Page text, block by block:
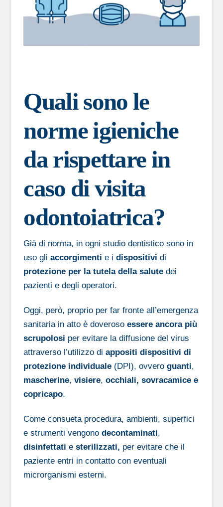
Quali sono le
norme igieniche
da rispettare in
caso di visita
odontoiatrica?
Già di norma, in ogni studio dentistico sono in
uso gliaccorgimenti e idispositivi di
protezione per la tutela della salute dei
pazienti e degli operatori.
Oggi, però, proprio per far fronte all’emergenza
sanitaria in atto è doverosoessere ancora più
scrupolosi per evitare la diffusione del virus
attraverso l’utilizzo diappositi dispositivi di
protezione individuale (DPI), ovveroguanti,
mascherine,visiere,occhiali, sovracamice e
copricapo.
Come consueta procedura, ambienti, superfici
e strumenti vengonodecontaminati,
disinfettati esterilizzati, per evitare che il
paziente entri in contatto con eventuali
microrganismi esterni.